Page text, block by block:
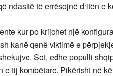
ndasitë të errësojnë dritën e
kur po krijohet një
kanë qenë viktimë e
Sot, edhe populli
e tij kombëtare. Pikërisht në